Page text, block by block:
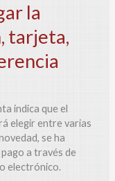
la
tarjeta,
indica que el
elegir entre varias
se ha
a través de
electrónico.